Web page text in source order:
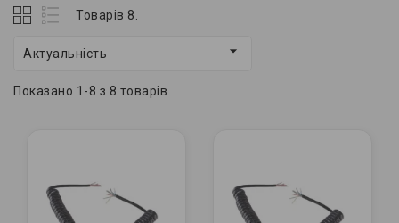
Товарів 8.
Актуальність 
Показано 1-8 з 8 товарів